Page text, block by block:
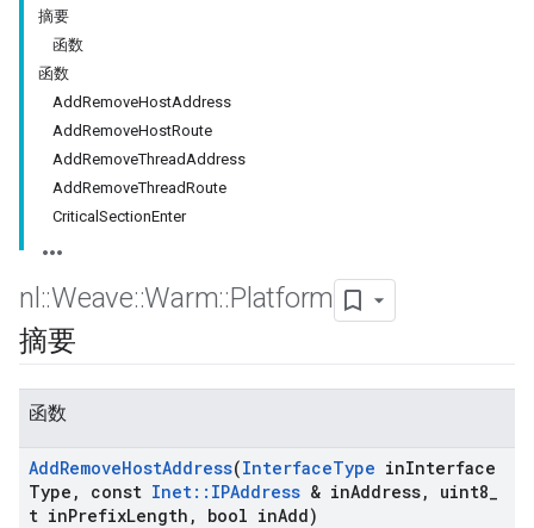
摘要
函数
函数
AddRemoveHostAddress
AddRemoveHostRoute
AddRemoveThreadAddress
AddRemoveThreadRoute
CriticalSectionEnter
nl ::Weave::Warm::Platform
摘要
函数
AddRemoveHostAddress(InterfaceType inInterface
Type , const Inet:: IPAddress & inAddress, uint8
t inPrefixLength , bool inAdd)